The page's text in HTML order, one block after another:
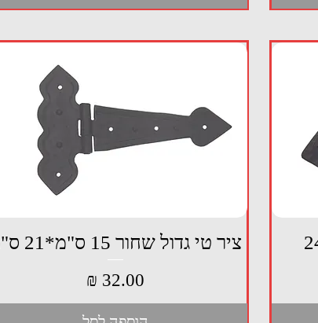
תצוגה מהירה
ציר טי גדול שחור 15 ס"מ*21 ס"מ
מחיר